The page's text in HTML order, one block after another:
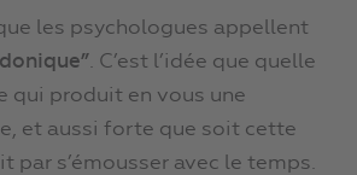
les psychologues appellent
. C’est l’idée que quelle
qui produit en vous une
et aussi forte que soit cette
par s’émousser avec le temps.